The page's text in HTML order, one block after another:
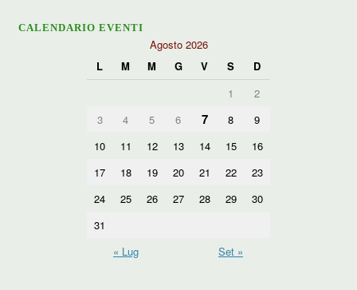
CALENDARIO EVENTI
Agosto 2026
L
M M G V S
D
1
2
3
4 5 6 7 8
9
10
11 12 13 14 15
16
17
18 19 20 21 22
23
24
25 26 27 28 29
30
31
« Lug
Set »